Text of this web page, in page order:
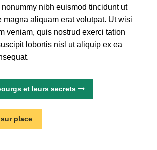
nibh euismod tincidunt ut
magna aliquam erat volutpat. Ut wisi
veniam, quis nostrud exerci tation
lobortis nisl ut aliquip ex ea
et leurs secrets
place